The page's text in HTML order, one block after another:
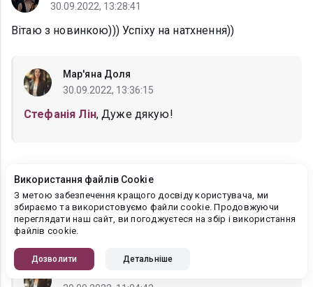
30.09.2022, 13:28:41
Вітаю з новинкою))) Успіху на натхнення))
Мар'яна Доля
30.09.2022, 13:36:15
Стефанія Лін, Дуже дякую!
30.09.2022, 09:39:37
З новинкою ) Натхнення, активної читацької
підтримки та успіху на конкурсі )
Мар'яна Доля
Використання файлів Cookie
З метою забезпечення кращого досвіду користувача, ми
збираємо та використовуємо файли cookie. Продовжуючи
переглядати наш сайт, ви погоджуєтеся на збір і використання
файлів cookie.
Дозволити Детальніше